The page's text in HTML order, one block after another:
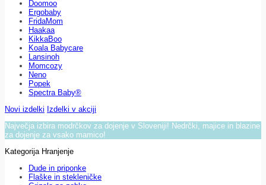
Doomoo
Ergobaby
FridaMom
Haakaa
KikkaBoo
Koala Babycare
Lansinoh
Momcozy
Neno
Popek
Spectra Baby®
Novi izdelki Izdelki v akciji
Največja izbira modrčkov za dojenje v Sloveniji! Nedrčki, majice in blazine
za dojenje za vsako mamico!
Kategorija Hranjenje
Dude in priponke
Flaške in stekleničke